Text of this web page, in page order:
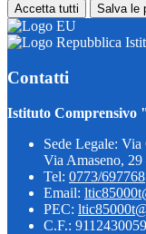
Accetta tutti Salva le
Contatti
Istituto
Sede Legale:
Via Amaseno,
Tel: 0773/697768
Email:
PEC:
C.F.: